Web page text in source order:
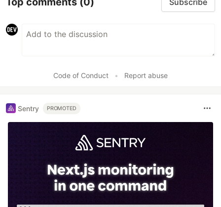
Subscribe
Code of Conduct • Report abuse
Sentry PROMOTED